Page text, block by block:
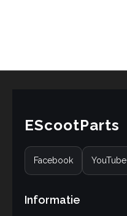
EScootParts
Facebook YouTube
Informatie